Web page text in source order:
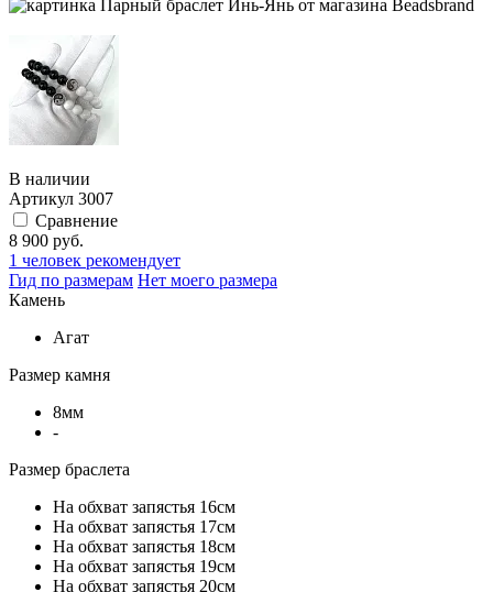
В наличии
Артикул 3007
Сравнение
8 900 руб.
1 человек рекомендует
Гид по размерам Нет моего размера
Камень
Агат
Размер камня
8мм
-
Размер браслета
На обхват запястья 16см
На обхват запястья 17см
На обхват запястья 18см
На обхват запястья 19см
На обхват запястья 20см